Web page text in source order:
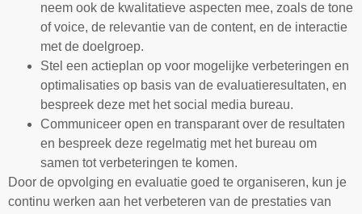
neem ook de kwalitatieve aspecten mee, zoals de tone
of voice, de relevantie van de content, en de interactie
met de doelgroep.
Stel een actieplan op voor mogelijke verbeteringen en
optimalisaties op basis van de evaluatieresultaten, en
bespreek deze met het social media bureau.
Communiceer open en transparant over de resultaten
en bespreek deze regelmatig met het bureau om
samen tot verbeteringen te komen.
Door de opvolging en evaluatie goed te organiseren, kun je
continu werken aan het verbeteren van de prestaties van